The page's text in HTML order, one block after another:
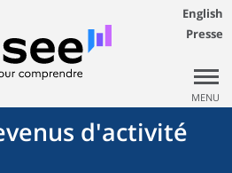
English
Presse
MENU
d'activité